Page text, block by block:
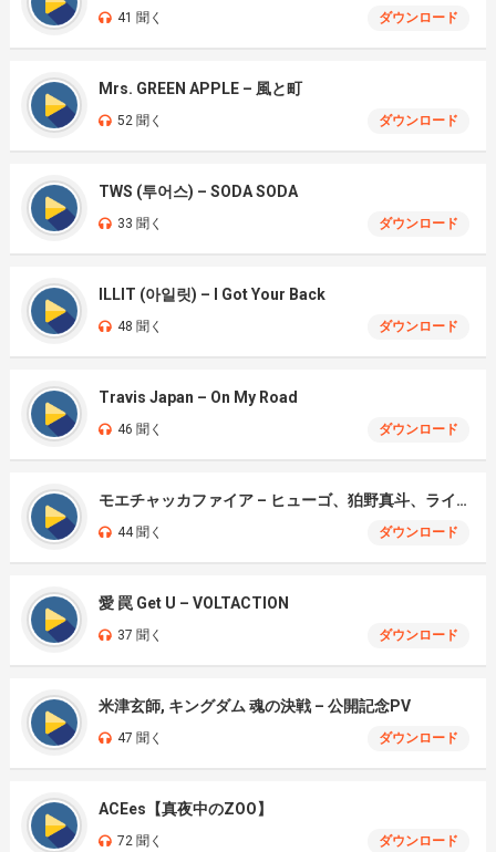
41 聞く ダウンロード
Mrs. GREEN APPLE – 風と町
52 聞く ダウンロード
TWS (투어스) – SODA SODA
33 聞く ダウンロード
ILLIT (아일릿) – I Got Your Back
48 聞く ダウンロード
Travis Japan – On My Road
46 聞く ダウンロード
モエチャッカファイア – ヒューゴ、狛野真斗、ライト、セヴェリアン (Cover )
44 聞く ダウンロード
愛 罠 Get U – VOLTACTION
37 聞く ダウンロード
米津玄師, キングダム 魂の決戦 – 公開記念PV
47 聞く ダウンロード
ACEes【真夜中のZOO】
72 聞く ダウンロード